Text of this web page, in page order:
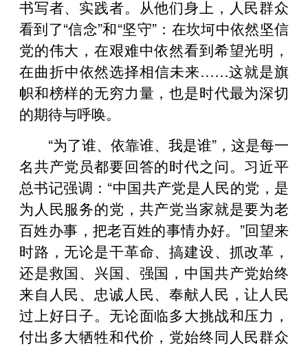
书写者、实践者。从他们身上，人民群众
看到了“信念”和“坚守”：在坎坷中依然坚信
党的伟大，在艰难中依然看到希望光明，
在曲折中依然选择相信未来……这就是旗
帜和榜样的无穷力量，也是时代最为深切
的期待与呼唤。
“为了谁、依靠谁、我是谁”，这是每一
名共产党员都要回答的时代之问。习近平
总书记强调：“中国共产党是人民的党，是
为人民服务的党，共产党当家就是要为老
百姓办事，把老百姓的事情办好。”回望来
时路，无论是干革命、搞建设、抓改革，
还是救国、兴国、强国，中国共产党始终
来自人民、忠诚人民、奉献人民，让人民
过上好日子。无论面临多大挑战和压力，
付出多大牺牲和代价，党始终同人民群众